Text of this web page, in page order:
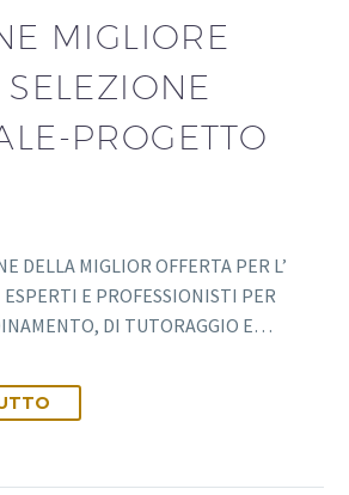
MIGLIORE
SELEZIONE
PROGETTO
DELLA MIGLIOR OFFERTA PER L’
E PROFESSIONISTI PER
DI TUTORAGGIO E…